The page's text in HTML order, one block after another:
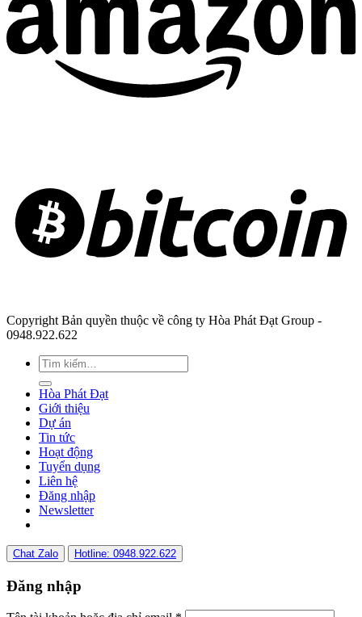
Copyright Bản quyền thuộc về công ty Hòa Phát Đạt Group -
0948.922.622
Hòa Phát Đạt
Giới thiệu
Dự án
Tin tức
Hoạt động
Tuyển dụng
Liên hệ
Đăng nhập
Newsletter
Chat Zalo Hotline: 0948.922.622
Đăng nhập